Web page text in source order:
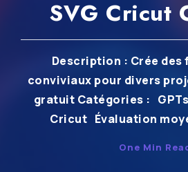
SVG Cricut
Description : Crée des
conviviaux pour divers
gratuit Catégories :
Cricut Évaluation
One Min